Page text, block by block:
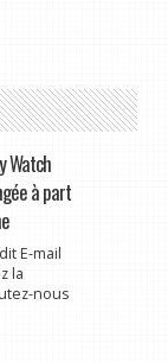
Watch
à part
E-mail
la
nous